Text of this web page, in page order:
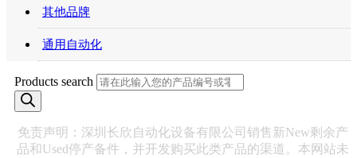
其他品牌
通用自动化
Products search
免责声明：深圳长欣自动化设备有限公司销售新New剩余产
品和Used停产备件，并开发购买此类产品的渠道。本网站未